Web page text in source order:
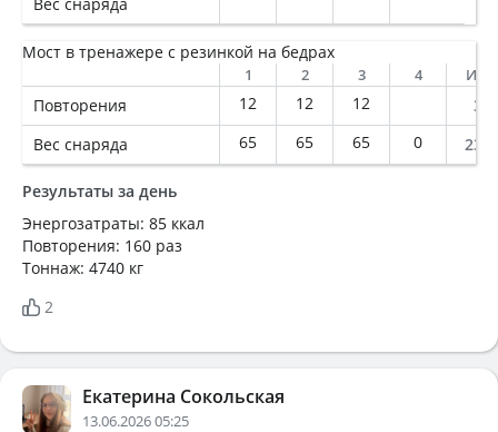
Мост в тренажере с резинкой на бедрах
1 2 3 4
Повторения 12 12 12
36
Вес снаряда
65 65 65 0
Результаты за день
Энергозатраты: 85 ккал
Повторения: 160 раз
Тоннаж: 4740 кг
2
Екатерина Сокольская
13.06.2026 05:25